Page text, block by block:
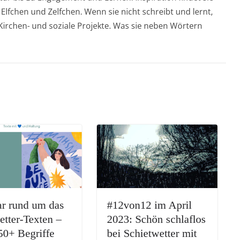
und Zelfchen. Wenn sie nicht schreibt und lernt,
und soziale Projekte. Was sie neben Wörtern
rund um das
Texten –
Begriffe
#12von12 im April
2023: Schön schlaflos
bei Schietwetter mit